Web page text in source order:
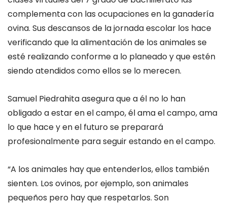
complementa con las ocupaciones en la ganadería
ovina. Sus descansos de la jornada escolar los hace
verificando que la alimentación de los animales se
esté realizando conforme a lo planeado y que estén
siendo atendidos como ellos se lo merecen.
Samuel Piedrahita asegura que a él no lo han
obligado a estar en el campo, él ama el campo, ama
lo que hace y en el futuro se preparará
profesionalmente para seguir estando en el campo.
“A los animales hay que entenderlos, ellos también
sienten. Los ovinos, por ejemplo, son animales
pequeños pero hay que respetarlos. Son